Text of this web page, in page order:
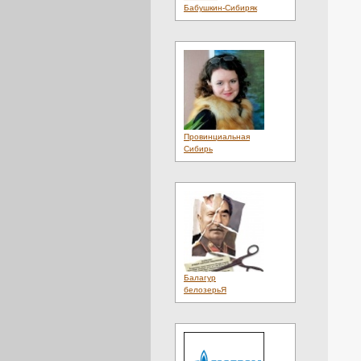
Люди(22)
Материалы(1)
Мебель(11)
Медиа(2)
Медицина (1)
Металл(1)
Мнения(4)
Мобильный(1)
Мода(3)
Музыка(1)
Недвижимость
Нефть(1)
Новости
Новые Сайты
Оборудование
Образование
Обувь(3)
Общение(4)
Общество
(20)
Объявления
Одежда
Отдых(4)
Охота(1)
Охрана
Бабушкин-Сибиряк
Провинциальная
Сибирь
Балагур
белозерьЯ